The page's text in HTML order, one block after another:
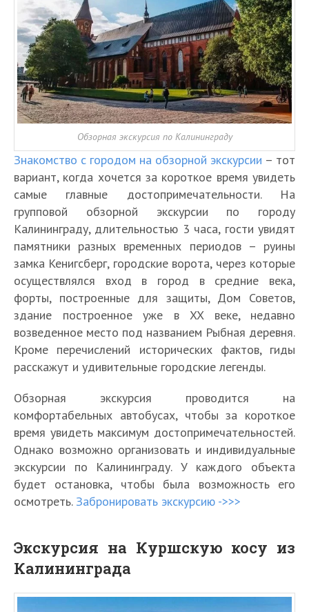
Обзорная экскурсия по Калининграду
Знакомство с городом на обзорной экскурсии – тот
вариант, когда хочется за короткое время увидеть
самые главные достопримечательности. На
групповой обзорной экскурсии по городу
Калининграду, длительностью 3 часа, гости увидят
памятники разных временных периодов – руины
замка Кенигсберг, городские ворота, через которые
осуществлялся вход в город в средние века,
форты, построенные для защиты, Дом Советов,
здание построенное уже в XX веке, недавно
возведенное место под названием Рыбная деревня.
Кроме перечислений исторических фактов, гиды
расскажут и удивительные городские легенды.
Обзорная экскурсия проводится на
комфортабельных автобусах, чтобы за короткое
время увидеть максимум достопримечательностей.
Однако возможно организовать и индивидуальные
экскурсии по Калининграду. У каждого объекта
будет остановка, чтобы была возможность его
осмотреть. Забронировать экскурсию ->>>
Экскурсия на Куршскую косу из
Калининграда